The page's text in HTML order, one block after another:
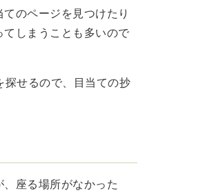
のページを見つけたり
しまうことも多いので
探せるので、目当ての抄
座る場所がなかった